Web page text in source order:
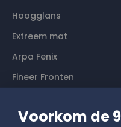
Hoogglans
Extreem mat
Arpa Fenix
Fineer Fronten
Contact
Voorkom de